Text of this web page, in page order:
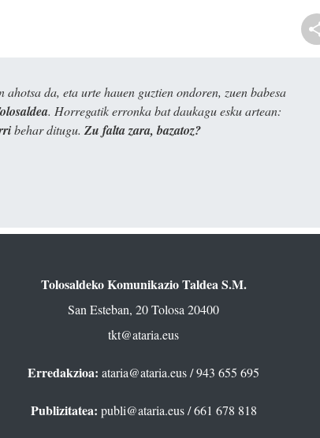
da, eta urte hauen guztien ondoren, zuen babesa
. Horregatik erronka bat daukagu esku artean:
behar ditugu. Zu falta zara, bazatoz?
Tolosaldeko Komunikazio Taldea S.M.
San Esteban, 20 Tolosa 20400
tkt@ataria.eus
Erredakzioa: ataria@ataria.eus/ 943 655 695
Publizitatea: publi@ataria.eus/ 661 678 818